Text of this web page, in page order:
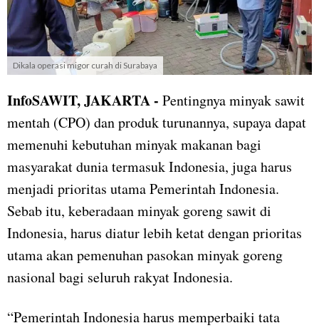
Dikala operasi migor curah di Surabaya
InfoSAWIT, JAKARTA - Pentingnya minyak sawit
mentah (CPO) dan produk turunannya, supaya dapat
memenuhi kebutuhan minyak makanan bagi
masyarakat dunia termasuk Indonesia, juga harus
menjadi prioritas utama Pemerintah Indonesia.
Sebab itu, keberadaan minyak goreng sawit di
Indonesia, harus diatur lebih ketat dengan prioritas
utama akan pemenuhan pasokan minyak goreng
nasional bagi seluruh rakyat Indonesia.
“Pemerintah Indonesia harus memperbaiki tata